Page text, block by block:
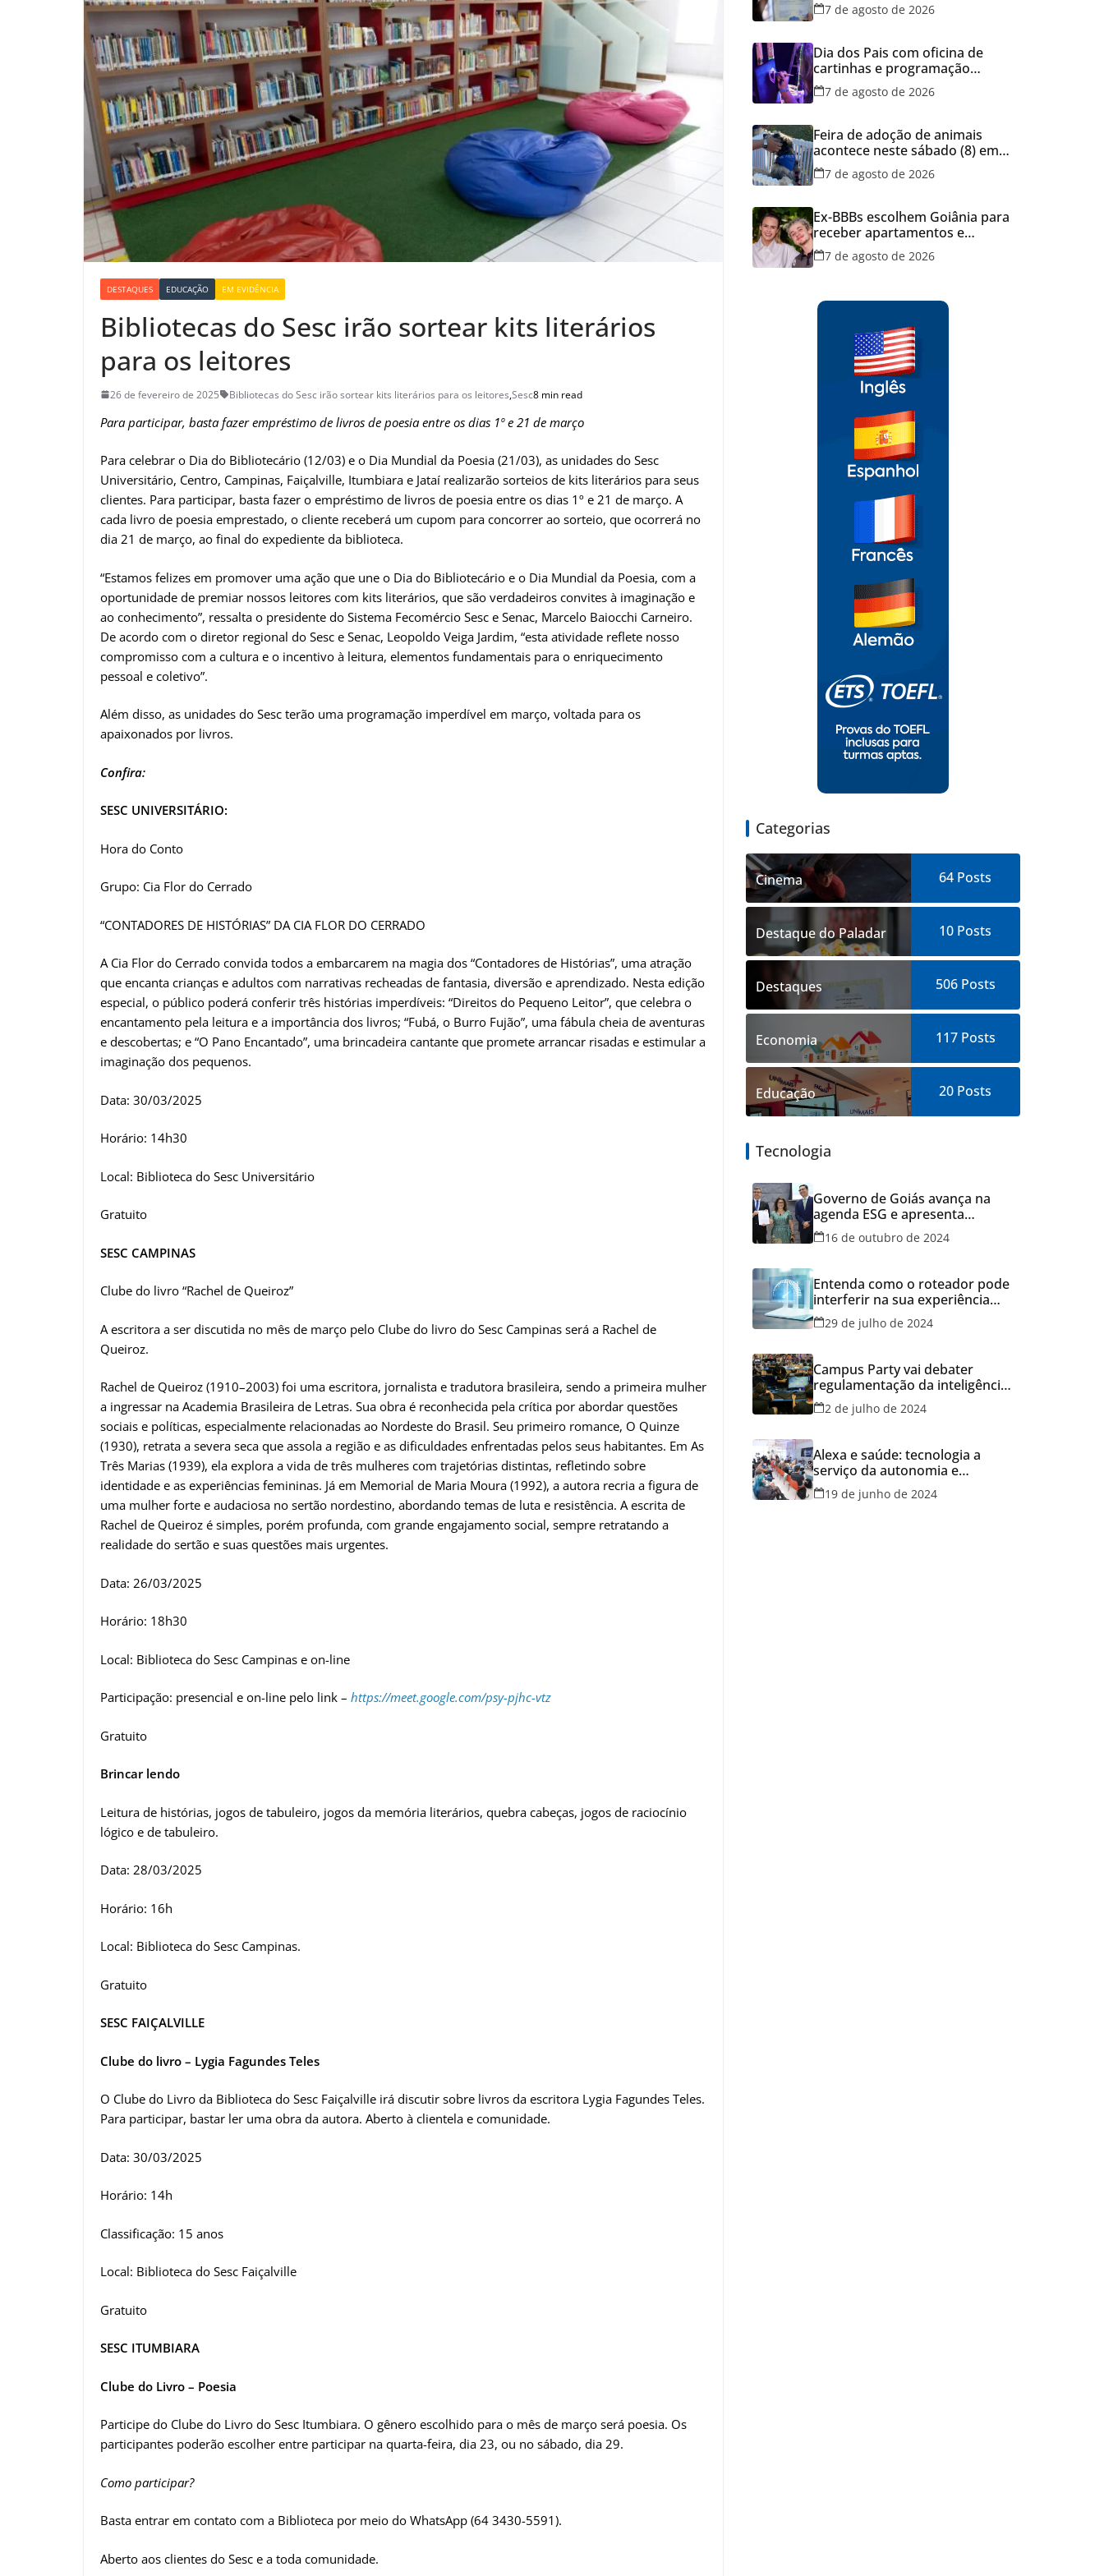
DESTAQUES EDUCAÇÃO EM EVIDÊNCIA
Bibliotecas do Sesc irão sortear kits literários
para os leitores
26 de fevereiro de 2025 Bibliotecas do Sesc irão sortear kits literários para os leitores,Sesc8 min read
Para participar, basta fazer empréstimo de livros de poesia entre os dias 1º e 21 de março
Para celebrar o Dia do Bibliotecário (12/03) e o Dia Mundial da Poesia (21/03), as unidades do Sesc
Universitário, Centro, Campinas, Faiçalville, Itumbiara e Jataí realizarão sorteios de kits literários para seus
clientes. Para participar, basta fazer o empréstimo de livros de poesia entre os dias 1º e 21 de março. A
cada livro de poesia emprestado, o cliente receberá um cupom para concorrer ao sorteio, que ocorrerá no
dia 21 de março, ao final do expediente da biblioteca.
“Estamos felizes em promover uma ação que une o Dia do Bibliotecário e o Dia Mundial da Poesia, com a
oportunidade de premiar nossos leitores com kits literários, que são verdadeiros convites à imaginação e
ao conhecimento”, ressalta o presidente do Sistema Fecomércio Sesc e Senac, Marcelo Baiocchi Carneiro.
De acordo com o diretor regional do Sesc e Senac, Leopoldo Veiga Jardim, “esta atividade reflete nosso
compromisso com a cultura e o incentivo à leitura, elementos fundamentais para o enriquecimento
pessoal e coletivo”.
Além disso, as unidades do Sesc terão uma programação imperdível em março, voltada para os
apaixonados por livros.
Confira:
SESC UNIVERSITÁRIO:
Hora do Conto
Grupo: Cia Flor do Cerrado
“CONTADORES DE HISTÓRIAS” DA CIA FLOR DO CERRADO
A Cia Flor do Cerrado convida todos a embarcarem na magia dos “Contadores de Histórias”, uma atração
que encanta crianças e adultos com narrativas recheadas de fantasia, diversão e aprendizado. Nesta edição
especial, o público poderá conferir três histórias imperdíveis: “Direitos do Pequeno Leitor”, que celebra o
encantamento pela leitura e a importância dos livros; “Fubá, o Burro Fujão”, uma fábula cheia de aventuras
e descobertas; e “O Pano Encantado”, uma brincadeira cantante que promete arrancar risadas e estimular a
imaginação dos pequenos.
Data: 30/03/2025
Horário: 14h30
Local: Biblioteca do Sesc Universitário
Gratuito
SESC CAMPINAS
Clube do livro “Rachel de Queiroz”
A escritora a ser discutida no mês de março pelo Clube do livro do Sesc Campinas será a Rachel de
Queiroz.
Rachel de Queiroz (1910–2003) foi uma escritora, jornalista e tradutora brasileira, sendo a primeira mulher
a ingressar na Academia Brasileira de Letras. Sua obra é reconhecida pela crítica por abordar questões
sociais e políticas, especialmente relacionadas ao Nordeste do Brasil. Seu primeiro romance, O Quinze
(1930), retrata a severa seca que assola a região e as dificuldades enfrentadas pelos seus habitantes. Em As
Três Marias (1939), ela explora a vida de três mulheres com trajetórias distintas, refletindo sobre
identidade e as experiências femininas. Já em Memorial de Maria Moura (1992), a autora recria a figura de
uma mulher forte e audaciosa no sertão nordestino, abordando temas de luta e resistência. A escrita de
Rachel de Queiroz é simples, porém profunda, com grande engajamento social, sempre retratando a
realidade do sertão e suas questões mais urgentes.
Data: 26/03/2025
Horário: 18h30
Local: Biblioteca do Sesc Campinas e on-line
Participação: presencial e on-line pelo link – https://meet.google.com/psy-pjhc-vtz
Gratuito
Brincar lendo
Leitura de histórias, jogos de tabuleiro, jogos da memória literários, quebra cabeças, jogos de raciocínio
lógico e de tabuleiro.
Data: 28/03/2025
Horário: 16h
Local: Biblioteca do Sesc Campinas.
Gratuito
SESC FAIÇALVILLE
Clube do livro – Lygia Fagundes Teles
O Clube do Livro da Biblioteca do Sesc Faiçalville irá discutir sobre livros da escritora Lygia Fagundes Teles.
Para participar, bastar ler uma obra da autora. Aberto à clientela e comunidade.
Data: 30/03/2025
Horário: 14h
Classificação: 15 anos
Local: Biblioteca do Sesc Faiçalville
Gratuito
SESC ITUMBIARA
Clube do Livro – Poesia
Participe do Clube do Livro do Sesc Itumbiara. O gênero escolhido para o mês de março será poesia. Os
participantes poderão escolher entre participar na quarta-feira, dia 23, ou no sábado, dia 29.
Como participar?
Basta entrar em contato com a Biblioteca por meio do WhatsApp (64 3430-5591).
Aberto aos clientes do Sesc e a toda comunidade.
para evitar transtornos
7 de agosto de 2026
Dia dos Pais com oficina de
cartinhas e programação
musical gratuita em Aparecida
de Goiânia
7 de agosto de 2026
Feira de adoção de animais
acontece neste sábado (8) em
Aparecida de Goiânia
7 de agosto de 2026
Ex-BBBs escolhem Goiânia para
receber apartamentos e
decisão reforça força do
mercado imobiliário da capital
7 de agosto de 2026
Categorias
Cinema 64 Posts
Destaque do Paladar 10 Posts
Destaques 506Posts
Economia 117Posts
Educação 20 Posts
Tecnologia
Governo de Goiás avança na
agenda ESG e apresenta
resultados do Recicla Goiás
16 de outubro de 2024
Entenda como o roteador pode
interferir na sua experiência
online
29 de julho de 2024
Campus Party vai debater
regulamentação da inteligência
artificial
2 de julho de 2024
Alexa e saúde: tecnologia a
serviço da autonomia e
qualidade de vida
19 de junho de 2024